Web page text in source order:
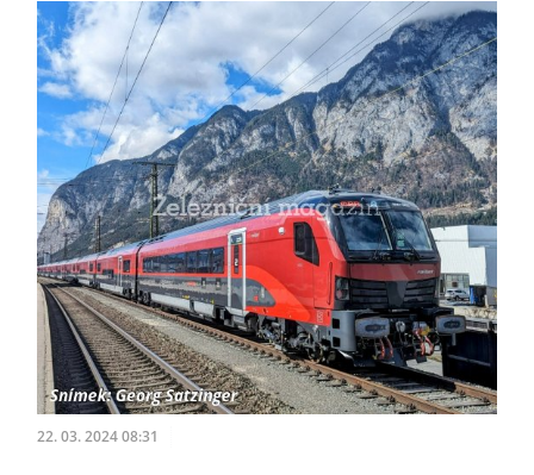
22. 03. 2024 08:31